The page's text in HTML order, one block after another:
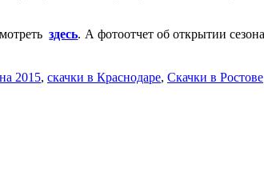
здесь. А фотоотчет об открытии
2015, скачки в Краснодаре, Скачки в Ростове